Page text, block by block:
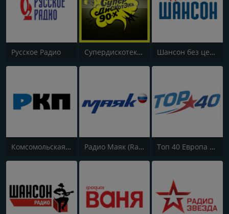
Русское Радио Супердискотека 90х Радио Рекорд (Radio Record 90s Superdisco) Шансон без цензуры (Shanson bez cenzury)
Комсомольская правда (Komsomolskaya pravda) Радио Маяк (Radio Mayak) Топ 40 Европа Плюс (Top 40 Europa Plus)